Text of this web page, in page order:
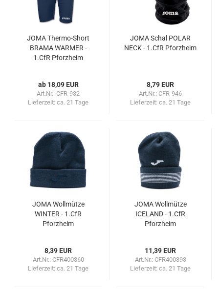
JOMA Thermo-Short
BRAMA WARMER -
1.CfR Pforzheim
ab 18,09 EUR
Art.Nr.: CFR-932
Lieferzeit: ca. 21 Tage
JOMA Schal POLAR
NECK - 1.CfR Pforzheim
8,79 EUR
Art.Nr.: CFR-946
Lieferzeit: ca. 21 Tage
JOMA Wollmütze
WINTER - 1.CfR
Pforzheim
8,39 EUR
Art.Nr.: CFR400360
Lieferzeit: ca. 21 Tage
JOMA Wollmütze
ICELAND - 1.CfR
Pforzheim
11,39 EUR
Art.Nr.: CFR400393
Lieferzeit: ca. 21 Tage